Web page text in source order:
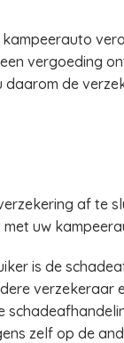
vergoeding
de
af te
uw
is de
verzekeraar
zelf op de